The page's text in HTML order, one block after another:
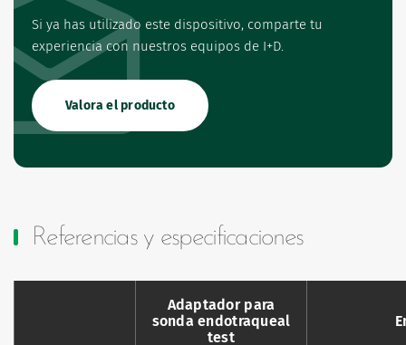
Si ya has utilizado este dispositivo, comparte tu
experiencia con nuestros equipos de I+D.
Valora el producto
Referencias y especificaciones
Adaptador para
sonda endotraqueal
test